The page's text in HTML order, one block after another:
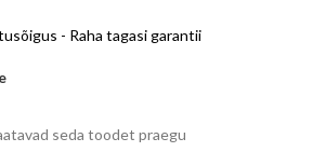
- Raha tagasi garantii
seda toodet praegu